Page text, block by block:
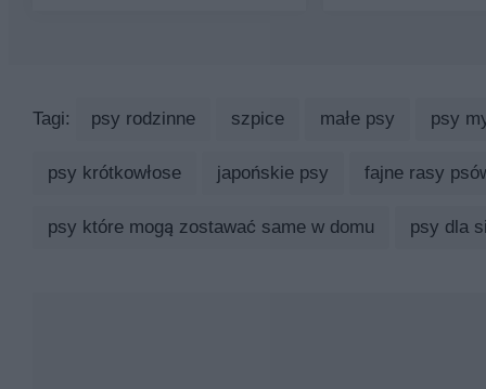
Tagi: psy rodzinne szpice małe psy psy
psy krótkowłose japońskie psy fajne rasy
psy które mogą zostawać same w domu psy dla